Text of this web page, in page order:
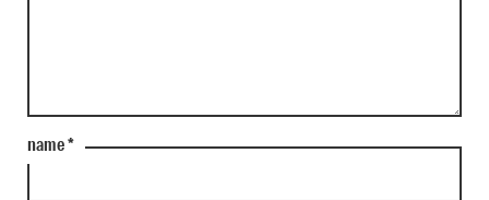
name*